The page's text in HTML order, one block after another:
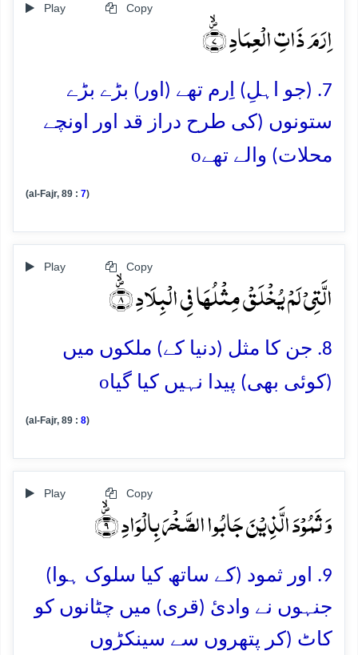
Play Copy
اِرَمَ ذَاتِ الۡعِمَادِ ۪ۙ﴿۷﴾
7. (جو اہلِ) اِرم تھے (اور) بڑے بڑے
ستونوں (کی طرح دراز قد اور اونچے
محلات) والے تھےo
(al-Fajr, 89 : 7)
Play Copy
الَّتِیۡ لَمۡ یُخۡلَقۡ مِثۡلُہَا فِی الۡبِلَادِ ۪ۙ﴿۸﴾
8. جن کا مثل (دنیا کے) ملکوں میں
(کوئی بھی) پیدا نہیں کیا گیاo
(al-Fajr, 89 : 8)
Play Copy
وَ ثَمُوۡدَ الَّذِیۡنَ جَابُوا الصَّخۡرَ بِالۡوَادِ ۪ۙ﴿۹﴾
9. اور ثمود (کے ساتھ کیا سلوک ہوا)
جنہوں نے وادئ (قری) میں چٹانوں کو
کاٹ (کر پتھروں سے سینکڑوں